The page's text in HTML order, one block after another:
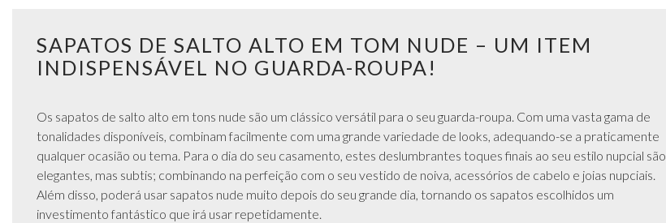
SAPATOS DE SALTO ALTO EM TOM NUDE – UM ITEM
INDISPENSÁVEL NO GUARDA-ROUPA!
Os sapatos de salto alto em tons nude são um clássico versátil para o seu guarda-roupa. Com uma vasta gama de
tonalidades disponíveis, combinam facilmente com uma grande variedade de looks, adequando-se a praticamente
qualquer ocasião ou tema. Para o dia do seu casamento, estes deslumbrantes toques finais ao seu estilo nupcial são
elegantes, mas subtis; combinando na perfeição com o seu vestido de noiva, acessórios de cabelo e joias nupciais.
Além disso, poderá usar sapatos nude muito depois do seu grande dia, tornando os sapatos escolhidos um
investimento fantástico que irá usar repetidamente.